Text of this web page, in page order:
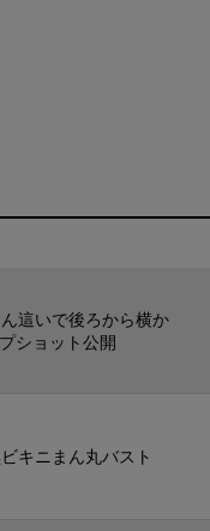
這いで後ろから横か
ショット公開
キニまん丸バスト